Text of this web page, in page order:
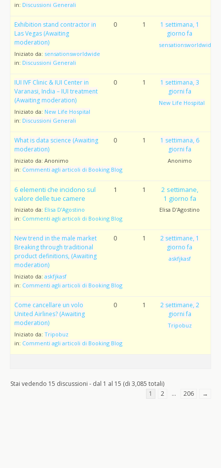
in: Discussioni Generali
Exhibition stand contractor in
Las Vegas (Awaiting
moderation)
Iniziato da: sensationsworldwide
in: Discussioni Generali
0 1
1 settimana, 1
giorno fa
sensationsworldwide
IUI IVF Clinic & IUI Center in
Varanasi, India – IUI treatment
(Awaiting moderation)
Iniziato da: New Life Hospital
in: Discussioni Generali
0 1
1 settimana, 3
giorni fa
New Life Hospital
What is data science (Awaiting
moderation)
Iniziato da: Anonimo
in: Commenti agli articoli di Booking Blog
0 1
1 settimana, 6
giorni fa
Anonimo
6 elementi che incidono sul
valore delle tue camere
Iniziato da: Elisa D’Agostino
in: Commenti agli articoli di Booking Blog
1 1
2 settimane,
1 giorno fa
Elisa D'Agostino
New trend in the male market
Breaking through traditional
product definitions, (Awaiting
moderation)
Iniziato da: askfjkasf
in: Commenti agli articoli di Booking Blog
0 1
2 settimane, 1
giorno fa
askfjkasf
Come cancellare un volo
United Airlines? (Awaiting
moderation)
Iniziato da: Tripobuz
in: Commenti agli articoli di Booking Blog
0 1
2 settimane, 2
giorni fa
Tripobuz
Stai vedendo 15 discussioni - dal 1 al 15 (di 3,085 totali)
1
2 … 206 →